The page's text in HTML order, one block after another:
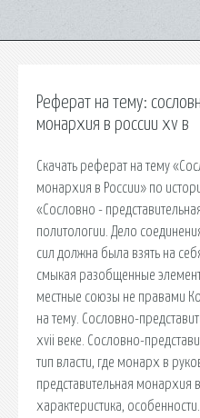
Реферат на тему:
монархия в россии xv в
Скачать реферат на тему
монархия в России» по
«Сословно -
политологии. Дело
сил должна была взять на
смыкая разобщенные
местные союзы не правами
на тему. Сословно-
xvii веке. Сословно-
тип власти, где монарх в
представительная монархия
характеристика,